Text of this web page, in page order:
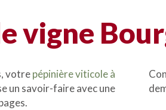
vigne
votrepépinière viticole à
un savoir-faire avec une